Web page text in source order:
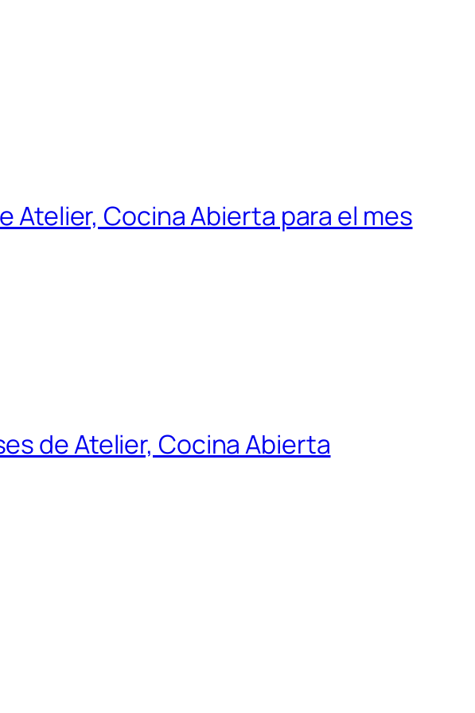
Atelier, Cocina Abierta para el mes
de Atelier, Cocina Abierta